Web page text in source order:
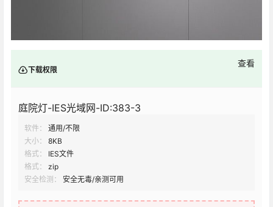
下载权限
查看
庭院灯-IES光域网-ID:383-3
软件：
通用/不限
大小：
8KB
格式：
IES文件
格式：
zip
安全检测：
安全无毒/亲测可用